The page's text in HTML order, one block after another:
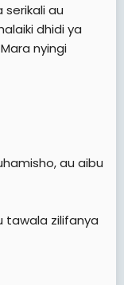
au
dhidi ya
nyingi
au aibu
tawala zilifanya